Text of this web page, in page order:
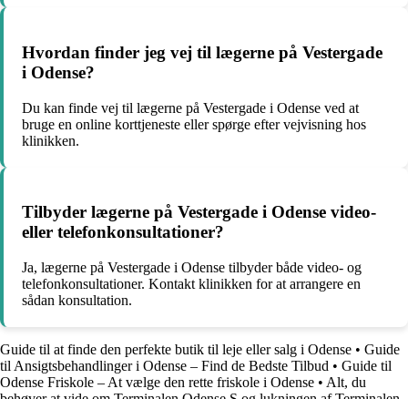
Hvordan finder jeg vej til lægerne på Vestergade
i Odense?
Du kan finde vej til lægerne på Vestergade i Odense ved at
bruge en online korttjeneste eller spørge efter vejvisning hos
klinikken.
Tilbyder lægerne på Vestergade i Odense video-
eller telefonkonsultationer?
Ja, lægerne på Vestergade i Odense tilbyder både video- og
telefonkonsultationer. Kontakt klinikken for at arrangere en
sådan konsultation.
Guide til at finde den perfekte butik til leje eller salg i Odense • Guide
til Ansigtsbehandlinger i Odense – Find de Bedste Tilbud • Guide til
Odense Friskole – At vælge den rette friskole i Odense • Alt, du